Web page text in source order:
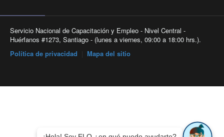
Servicio Nacional de Capacitación y Empleo - Nivel Central -
Huérfanos #1273, Santiago - (lunes a viernes, 09:00 a 18:00 hrs.).
Política de privacidad
Mapa del sitio